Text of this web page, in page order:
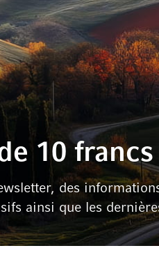
10 francs
des
ainsi que les